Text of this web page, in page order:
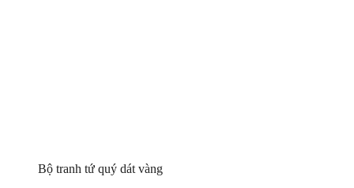
Bộ tranh tứ quý dát vàng